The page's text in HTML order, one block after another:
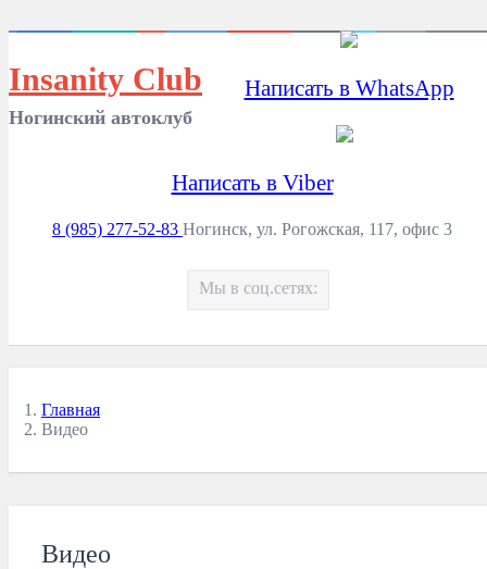
Insanity Club
Ногинский автоклуб
Написать в WhatsApp
Написать в Viber
8 (985) 277-52-83 Ногинск, ул. Рогожская, 117, офис 3
Мы в соц.сетях:
Главная
Видео
Видео